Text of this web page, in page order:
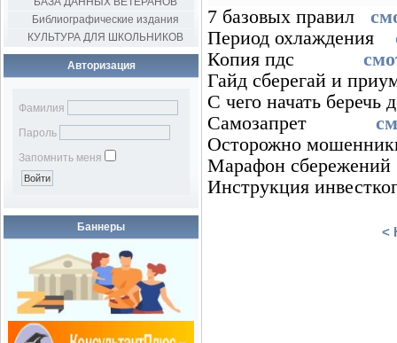
Библиографические издания
КУЛЬТУРА ДЛЯ ШКОЛЬНИКОВ
Авторизация
Фамилия
Пароль
Запомнить меня
Баннеры
7 базовых правил
Период охлаждения
Копия пдс
Гайд сберегай и
С чего начать
Самозапрет
Осторожно
Марафон
Инструкция
<